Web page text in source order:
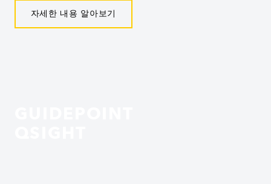
자세한 내용 알아보기